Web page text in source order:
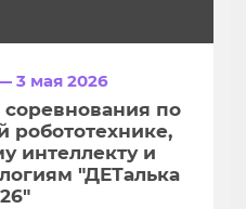
3 мая 2026
по
робототехнике,
интеллекту и
"ДЕТалька